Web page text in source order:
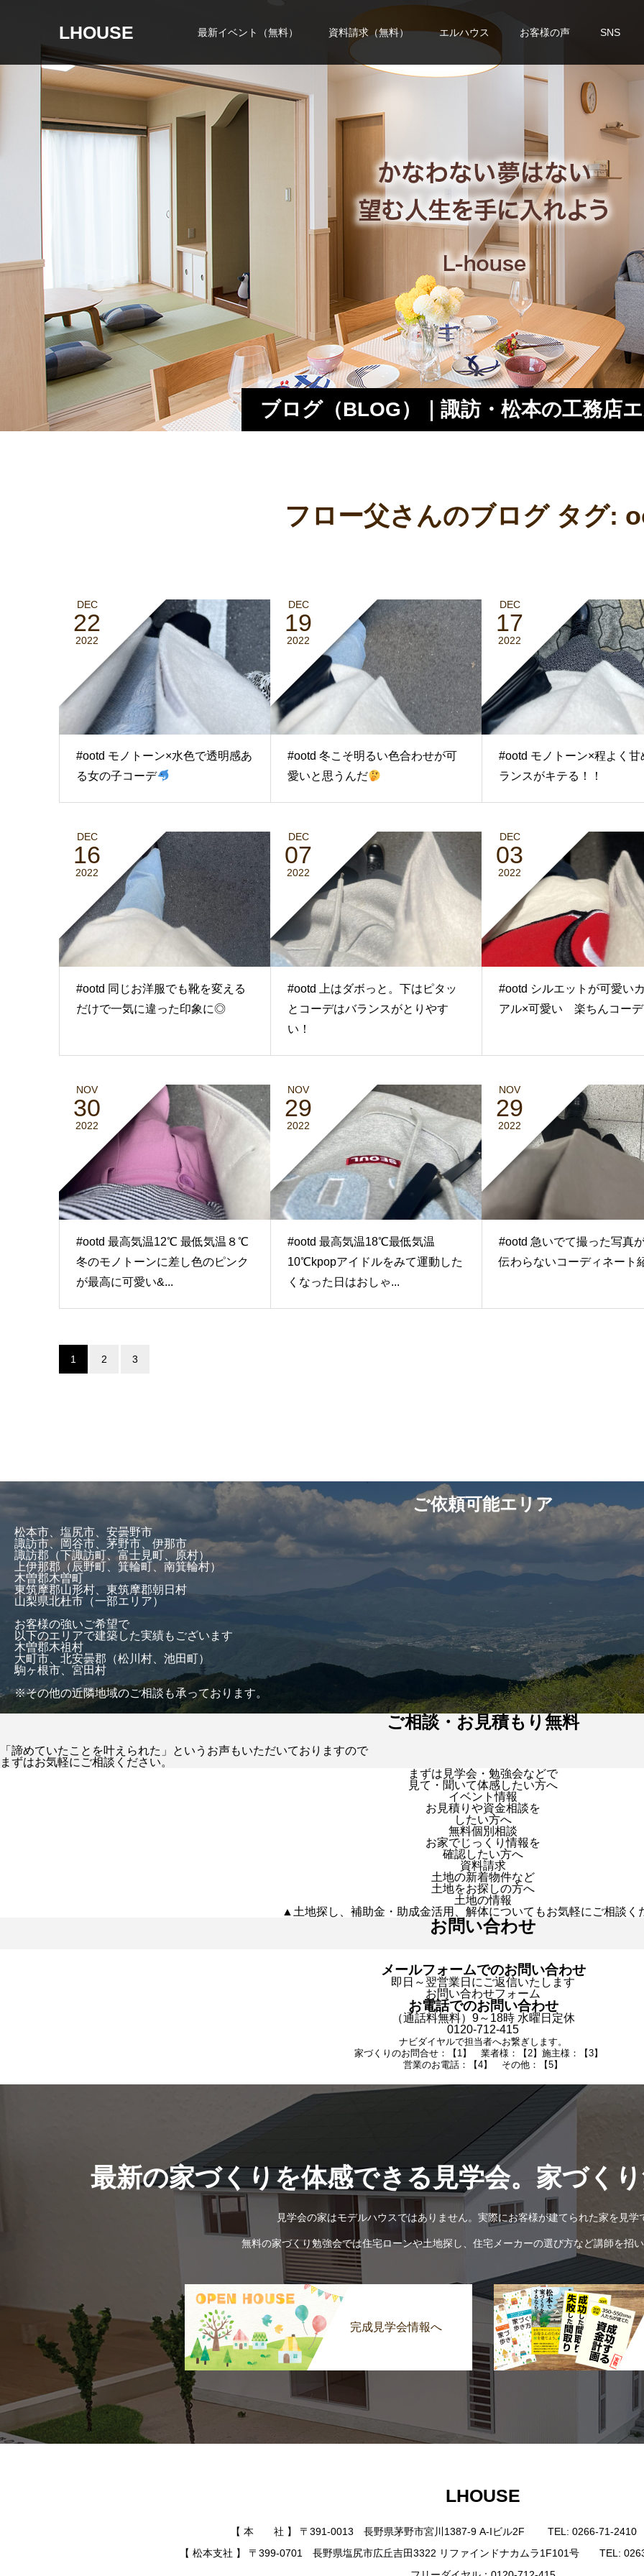
LHOUSE 最新イベント（無料） 資料請求（無料） エルハウス お客様の声 SNS
ブログ（BLOG）｜諏訪・松本の工務店
フロー父さんのブログ タグ:
DEC
22
2022
#ootd モノトーン×水色で透明感あ
る女の子コーデ
DEC
19
2022
#ootd 冬こそ明るい色合わせが可
愛いと思うんだ
DEC
17
2022
#ootd モノトーン×程よく甘
ランスがキテる！！
DEC
16
2022
#ootd 同じお洋服でも靴を変える
だけで一気に違った印象に◎
DEC
07
2022
#ootd 上はダボっと。下はピタッ
とコーデはバランスがとりやす
い！
DEC
03
2022
#ootd シルエットが可愛い
アル×可愛い 楽ちんコーデ
NOV
30
2022
#ootd 最高気温12℃ 最低気温８℃
冬のモノトーンに差し色のピンク
が最高に可愛い&...
NOV
29
2022
#ootd 最高気温18℃最低気温
10℃kpopアイドルをみて運動した
くなった日はおしゃ...
NOV
29
2022
#ootd 急いでて撮った写真
伝わらないコーディネート
1 2 3
ご依頼可能エリア
松本市、塩尻市、安曇野市
諏訪市、岡谷市、茅野市、伊那市
諏訪郡（下諏訪町、富士見町、原村）
上伊那郡（辰野町、箕輪町、南箕輪村）
木曽郡木曽町
東筑摩郡山形村、東筑摩郡朝日村
山梨県北杜市（一部エリア）
お客様の強いご希望で
以下のエリアで建築した実績もございます
木曽郡木祖村
大町市、北安曇郡（松川村、池田町）
駒ヶ根市、宮田村
※その他の近隣地域のご相談も承っております。
ご相談・お見積もり無料
「諦めていたことを叶えられた」というお声もいただいておりますので
まずはお気軽にご相談ください。
まずは見学会・勉強会などで
見て・聞いて体感したい方へ
イベント情報
お見積りや資金相談を
したい方へ
無料個別相談
お家でじっくり情報を
確認したい方へ
資料請求
土地の新着物件など
土地をお探しの方へ
土地の情報
▲土地探し、補助金・助成金活用、解体についてもお気軽にご相談く
お問い合わせ
メールフォームでのお問い合わせ
即日～翌営業日にご返信いたします
お問い合わせフォーム
お電話でのお問い合わせ
（通話料無料）9～18時 水曜日定休
0120-712-415
ナビダイヤルで担当者へお繋ぎします。
家づくりのお問合せ：【1】 業者様：【2】施主様：【3】
営業のお電話：【4】 その他：【5】
最新の家づくりを体感できる見学会。家づく
見学会の家はモデルハウスではありません。実際にお客様が建てられた家を見学
無料の家づくり勉強会では住宅ローンや土地探し、住宅メーカーの選び方など講師を招
完成見学会情報へ
LHOUSE
【 本 社 】 〒391-0013 長野県茅野市宮川1387-9 A-Iビル2F TEL: 0266-71-2410
【 松本支社 】 〒399-0701 長野県塩尻市広丘吉田3322 リファインドナカムラ1F101号 TEL: